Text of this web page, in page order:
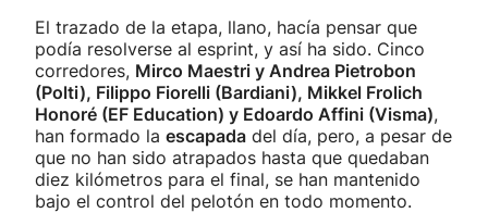
El trazado de la etapa, llano, hacía pensar que
podía resolverse al esprint, y así ha sido. Cinco
corredores, Mirco Maestri y Andrea Pietrobon
(Polti), Filippo Fiorelli (Bardiani), Mikkel Frolich
Honoré (EF Education) y Edoardo Affini (Visma),
han formado la escapada del día, pero, a pesar de
que no han sido atrapados hasta que quedaban
diez kilómetros para el final, se han mantenido
bajo el control del pelotón en todo momento.